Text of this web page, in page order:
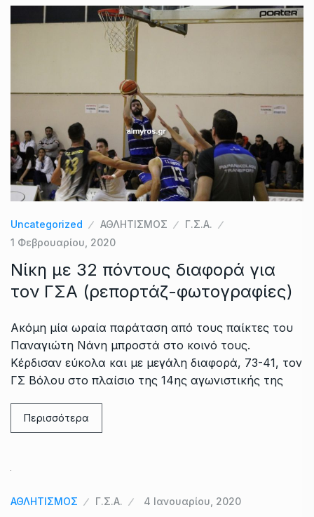
Uncategorized ΑΘΛΗΤΙΣΜΟΣ
Γ.Σ.Α.
1 Φεβρουαρίου, 2020
Νίκη με 32 πόντους διαφορά για
τον ΓΣΑ (ρεπορτάζ-φωτογραφίες)
Ακόμη μία ωραία παράταση από τους παίκτες του
Παναγιώτη Νάνη μπροστά στο κοινό τους.
Κέρδισαν εύκολα και με μεγάλη διαφορά, 73-41, τον
ΓΣ Βόλου στο πλαίσιο της 14ης αγωνιστικής της
Περισσότερα
ΑΘΛΗΤΙΣΜΟΣ Γ.Σ.Α. 4 Ιανουαρίου, 2020